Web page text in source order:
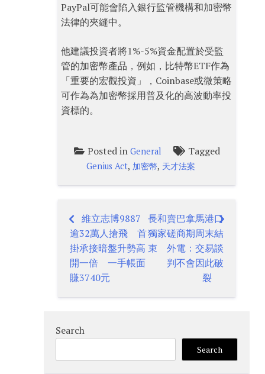
PayPal可能會陷入銀行監管機構和加密幣
法律的夾縫中。
他建議投資者將1%-5%資金配置於受監
管的加密幣產品，例如，比特幣ETF作為
「重要的宏觀投資」，Coinbase或微策略
可作為為加密幣採用普及化的高波動率投
資標的。
Posted in General Tagged
Genius Act,加密幣, 天才法案
Post
navigation
維立志博9887
逾32萬人搶飛 首
掛承接暗盤升勢高
開一倍 一手帳面
賺3740元
長和賣巴拿馬港口
獨家磋商期周末結
束 外電：交易談
判不會因此破
裂
Search
Search